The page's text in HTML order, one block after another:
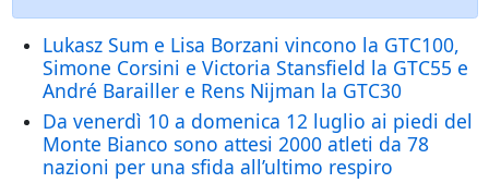
Lukasz Sum e Lisa Borzani vincono la GTC100,
Simone Corsini e Victoria Stansfield la GTC55 e
André Barailler e Rens Nijman la GTC30
Da venerdì 10 a domenica 12 luglio ai piedi del
Monte Bianco sono attesi 2000 atleti da 78
nazioni per una sfida all’ultimo respiro